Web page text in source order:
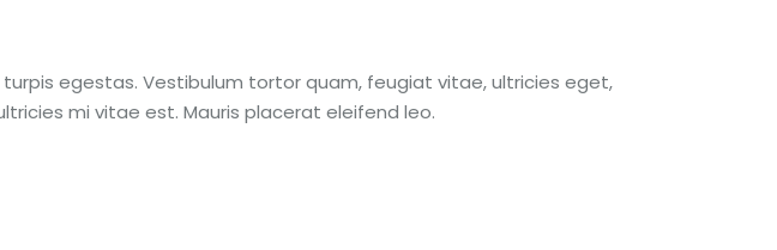
egestas. Vestibulum tortor quam, feugiat vitae, ultricies eget,
mi vitae est. Mauris placerat eleifend leo.